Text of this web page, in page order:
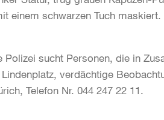
einem schwarzen Tuch
Polizei sucht Personen, die in
verdächtige
Telefon Nr. 044 247 22 11.